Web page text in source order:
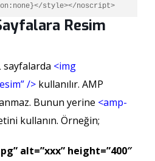
style></noscript>
Resim
sayfalarda <img
/>kullanılır. AMP
Bunun yerine <amp-
kullanın. Örneğin;
alt=”xxx” height=”400″